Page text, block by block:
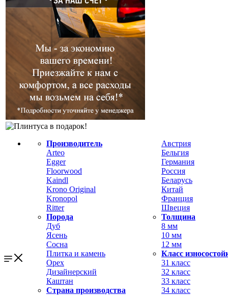
Производитель
Arteo
Egger
Floorwood
Kaindl
Krono Original
Kronopol
Ritter
Порода
Дуб
Ясень
Сосна
Плитка и камень
Орех
Дизайнерский
Каштан
Страна производства
Австрия
Бельгия
Германия
Россия
Беларусь
Китай
Франция
Швеция
Толщина
8 мм
10 мм
12 мм
Класс
31 класс
32 класс
33 класс
34 класс